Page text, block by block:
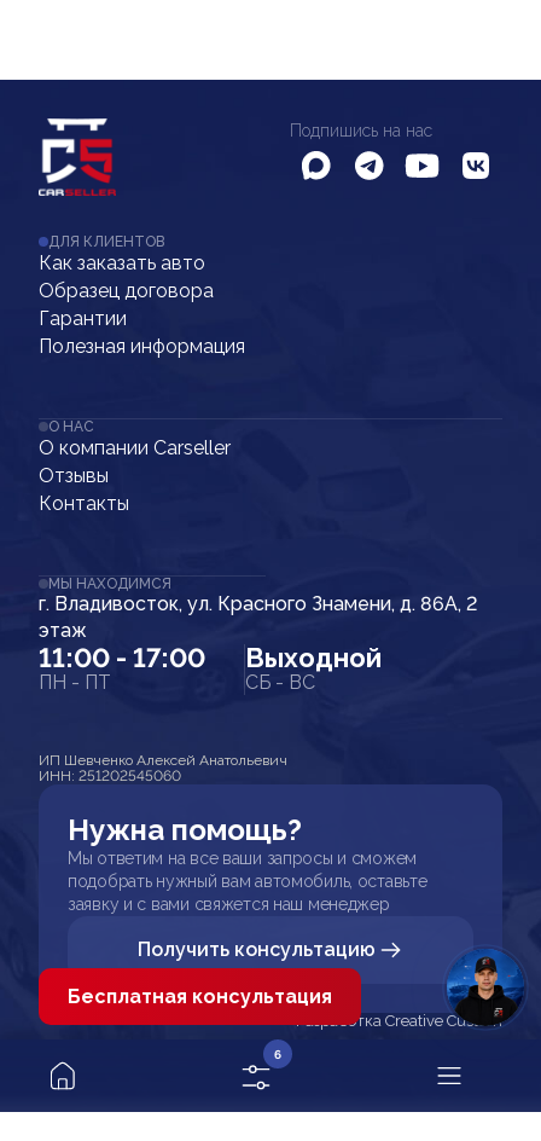
Подпишись на нас
ДЛЯ КЛИЕНТОВ
Как заказать авто
Образец договора
Гарантии
Полезная информация
О НАС
О компании Carseller
Отзывы
Контакты
МЫ НАХОДИМСЯ
г. Владивосток, ул. Красного Знамени, д. 86А, 2
этаж
11:00 - 17:00
ПН - ПТ
Выходной
СБ - ВС
ИП Шевченко Алексей Анатольевич
ИНН: 251202545060
Нужна помощь?
Мы ответим на все ваши запросы и сможем
подобрать нужный вам автомобиль, оставьте
заявку и с вами свяжется наш менеджер
Получить консультацию
Разработка Creative Custom
6
Бесплатная консультация